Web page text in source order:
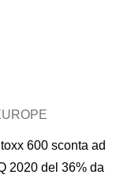
600 sconta ad
2020 del 36% da